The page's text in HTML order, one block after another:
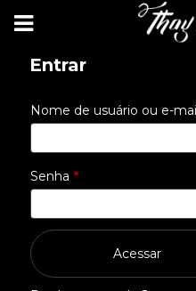
Entrar
Nome de usuário ou e-
Senha *Obrigatório
Acessar